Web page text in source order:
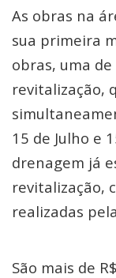
As obras na
sua primeira
obras, uma
revitalização,
15 de Julho e
drenagem já
revitalização,
realizadas
São mais de